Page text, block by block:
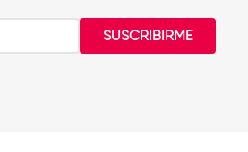
SUSCRIBIRME